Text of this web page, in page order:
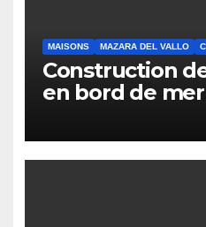
MAISONS MAZARA DEL VALLO
Construction
en bord de